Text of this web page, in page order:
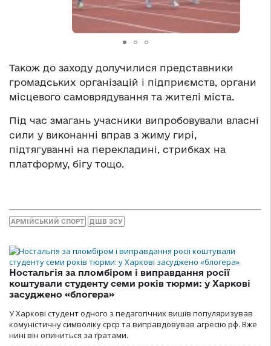
Також до заходу долучилися представники
громадських організацій і підприємств, органи
місцевого самоврядування та жителі міста.
Під час змагань учасники випробовували власні
сили у виконанні вправ з жиму гирі,
підтягуванні на перекладині, стрибках на
платформу, бігу тощо.
АРМІЙСЬКИЙ СПОРТ ДШВ ЗСУ
Ностальгія за пломбіром і виправдання росії
коштували студенту семи років тюрми: у Харкові
засуджено «блогера»
У Харкові студент одного з педагогічних вишів популяризував
комуністичну символіку срср та виправдовував агресію рф. Вже
нині він опиниться за ґратами.